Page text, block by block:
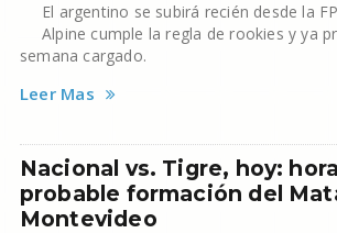
El argentino se subirá recién desde la
Alpine cumple la regla de rookies y ya
semana cargado.
Leer Mas
Nacional vs. Tigre, hoy:
probable formación del
Montevideo